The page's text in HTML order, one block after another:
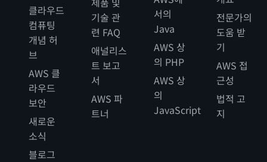
클라우드
컴퓨팅
개념 허
브
AWS 클
라우드
보안
새로운
소식
블로그
기술 관
련 FAQ
애널리스
트 보고
서
AWS 파
트너
서의
Java
AWS 상
의 PHP
AWS 상
의
JavaScript
전문가의
도움 받
기
AWS 접
근성
법적 고
지